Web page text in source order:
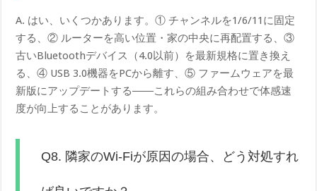
A. はい、いくつかあります。① チャンネルを1/6/11に固定
する、② ルーターを高い位置・家の中央に再配置する、③
古いBluetoothデバイス（4.0以前）を最新規格に置き換え
る、④ USB 3.0機器をPCから離す、⑤ ファームウェアを最
新版にアップデートする――これらの組み合わせで体感速
度が向上することがあります。
Q8. 隣家のWi-Fiが原因の場合、どう対処すれ